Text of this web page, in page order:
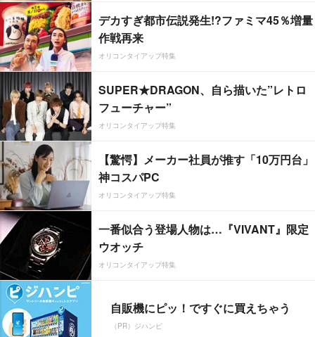
デカすぎ都市伝説発生!?ファミマ45％増量
作戦再来
オリコンタイアップ特集
SUPER★DRAGON、自ら描いた”レトロ
フューチャー”
オリコンタイアップ特集
【驚愕】メーカー社員が推す「10万円台」
神コスパPC
オリコンタイアップ特集
一番似合う登場人物は…『VIVANT』限定
ウオッチ
オリコンタイアップ特集
自販機にピッ！ですぐに買えちゃう
（PR）ジハンピ